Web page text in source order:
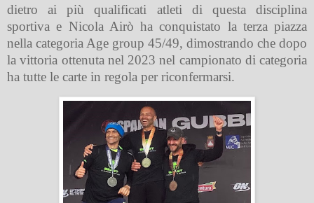
dietro ai più qualificati atleti di questa disciplina
sportiva e Nicola Airò ha conquistato la terza piazza
nella categoria Age group 45/49, dimostrando che dopo
la vittoria ottenuta nel 2023 nel campionato di categoria
ha tutte le carte in regola per riconfermarsi.